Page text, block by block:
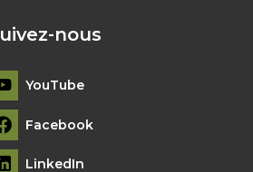
nous
YouTube
Facebook
LinkedIn